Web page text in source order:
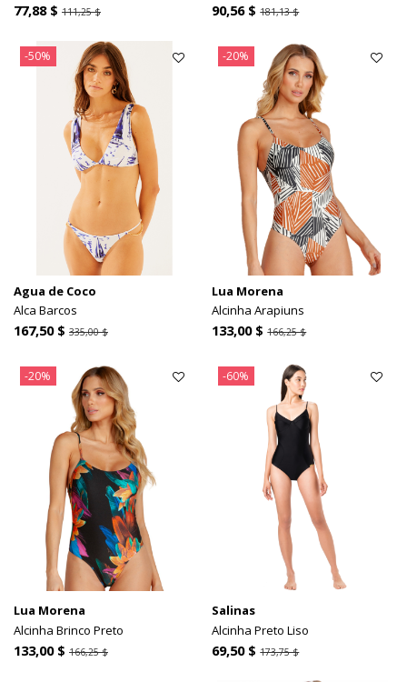
77,88 $ 111,25 $ 90,56 $181,13 $
-50%
Agua de Coco
Alca Barcos
167,50 $ 335,00 $
-20%
Lua Morena
Alcinha Arapiuns
133,00 $166,25 $
-20%
Lua Morena
Alcinha Brinco Preto
133,00 $ 166,25 $
-60%
Salinas
Alcinha Preto Liso
69,50 $173,75 $